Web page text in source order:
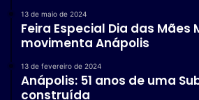
13 de maio de 2024
Feira Especial Dia das Mães
movimenta Anápolis
13 de fevereiro de 2024
Anápolis: 51 anos de uma
construída